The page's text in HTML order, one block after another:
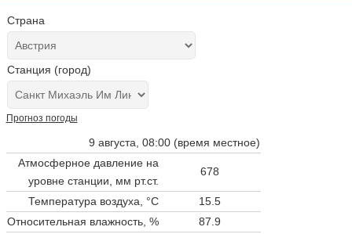
Страна
Станция (город)
Прогноз погоды
9 августа, 08:00 (время местное)
Атмосферное давление на
уровне станции, мм рт.ст.
678
Температура воздуха, °C
15.5
Относительная влажность, %
87.9